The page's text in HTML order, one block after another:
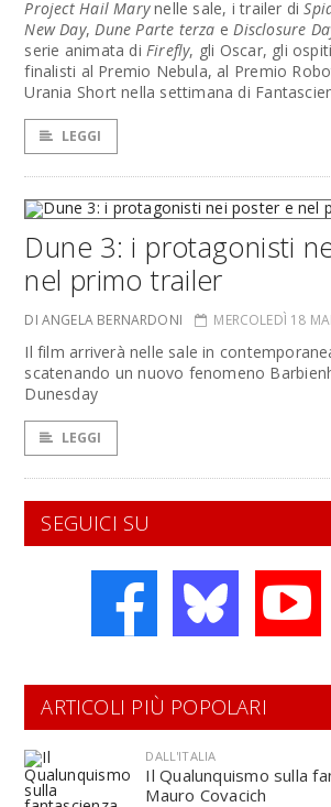
Project Hail Marynelle sale, i trailer di
New Day,Dune Parte terza eDisclosure
serie animata di Firefly, gli Oscar, gli
finalisti al Premio Nebula, al Premio
Urania Short nella settimana di
LEGGI
Dune 3: i protagonisti
nel primo trailer
DI ANGELA BERNARDONI MERCOLEDÌ 18
Il film arriverà nelle sale in
scatenando un nuovo fenomeno
Dunesday
LEGGI
SEGUICI SU
ARTICOLI PIÙ POPOLARI
DALL'ITALIA
Il Qualunquismo sulla
Mauro Covacich